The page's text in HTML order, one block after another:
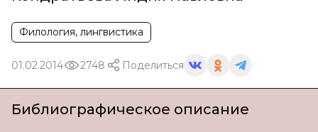
Филология, лингвистика
01.02.2014 2748 Поделиться
Библиографическое описание